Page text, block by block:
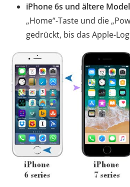
iPhone 6s und ältere
„Home“-Taste und die
gedrückt, bis das Apple-